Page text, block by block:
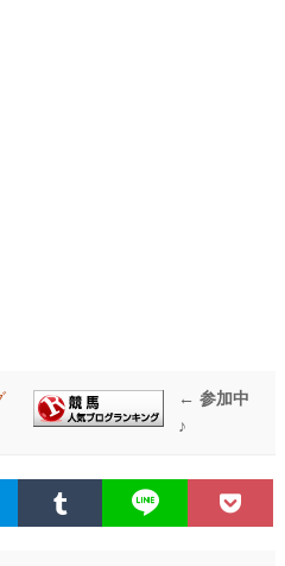
← 参加中
♪